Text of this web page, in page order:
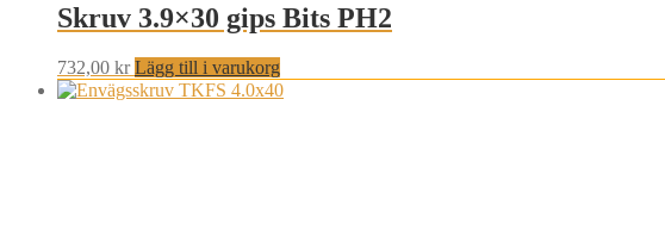
Skruv 3.9×30 gips Bits PH2
732,00 kr Lägg till i varukorg